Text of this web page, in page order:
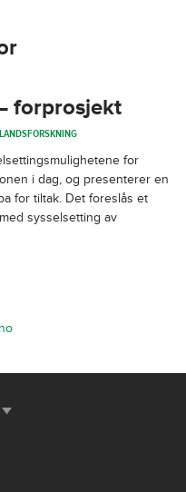
forprosjekt
for
i dag, og presenterer en
for tiltak. Det foreslås et
sysselsetting av